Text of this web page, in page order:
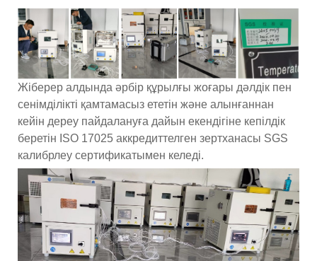
Жіберер алдында әрбір құрылғы жоғары дәлдік пен
сенімділікті қамтамасыз ететін және алынғаннан
кейін дереу пайдалануға дайын екендігіне кепілдік
беретін ISO 17025 аккредиттелген зертханасы SGS
калибрлеу сертификатымен келеді.